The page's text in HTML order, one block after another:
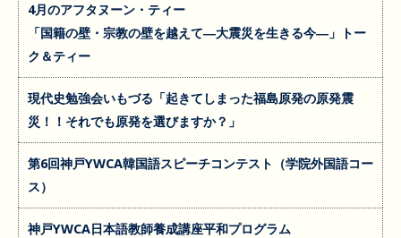
4月のアフタヌーン・ティー
「国籍の壁・宗教の壁を越えて―大震災を生きる今―」トー
ク＆ティー
現代史勉強会いもづる「起きてしまった福島原発の原発震
災！！それでも原発を選びますか？」
第6回神戸YWCA韓国語スピーチコンテスト（学院外国語コー
ス）
神戸YWCA日本語教師養成講座平和プログラム